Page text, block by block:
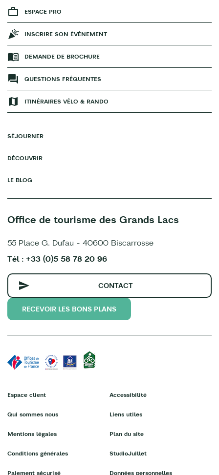
ESPACE PRO
INSCRIRE SON ÉVÉNEMENT
DEMANDE DE BROCHURE
QUESTIONS FRÉQUENTES
ITINÉRAIRES VÉLO & RANDO
SÉJOURNER
DÉCOUVRIR
LE BLOG
Office de tourisme des Grands Lacs
55 Place G. Dufau - 40600 Biscarrosse
Tél : +33 (0)5 58 78 20 96
CONTACT
RECEVOIR LES BONS PLANS
Espace client
Qui sommes nous
Mentions légales
Conditions générales
Paiement sécurisé
Accessibilité
Liens utiles
Plan du site
StudioJuillet
Données personnelles